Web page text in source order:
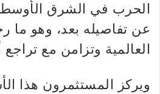
الحرب في الشرق
عن تفاصيله بعد، وهو ما
العالمية وتزامن مع
ويركز المستثمرون هذا